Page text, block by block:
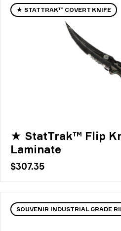
★ STATTRAK™ COVERT KNIFE
★ StatTrak™ Flip
Laminate
$307.35
SOUVENIR INDUSTRIAL GRADE